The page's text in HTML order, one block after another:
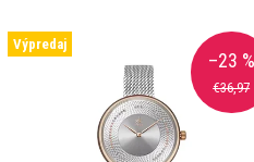
e
VVýpredaj
€36,97
–23 %